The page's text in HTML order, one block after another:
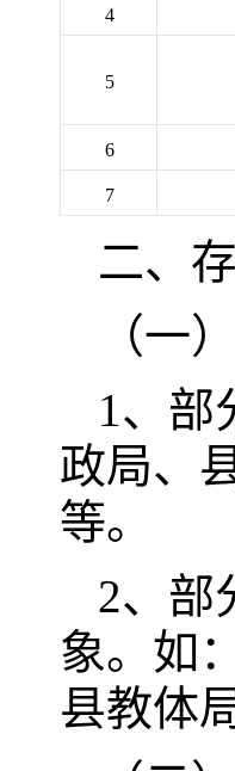
4
5
6
7
二、
（一
1、部
政局、
等。
2、部
象。如
县教体